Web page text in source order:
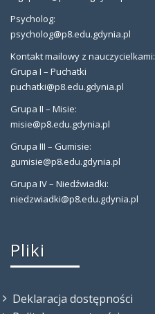
Psycholog:
psycholog@p8.edu.gdynia.pl
Kontakt mailowy z nauczycielkami:
Grupa I – Puchatki
puchatki@p8.edu.gdynia.pl
Grupa II – Misie:
misie@p8.edu.gdynia.pl
Grupa III – Gumisie:
gumisie@p8.edu.gdynia.pl
Grupa IV – Niedźwiadki:
niedzwiadki@p8.edu.gdynia.pl
Pliki
Deklaracja dostępności